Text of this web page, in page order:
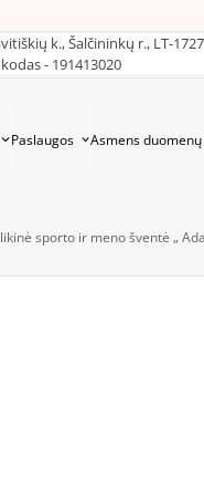
k., Šalčininkų r., LT-
- 191413020
Paslaugos Asmens
sporto ir meno šventė „